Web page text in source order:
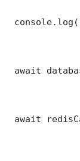
await
await